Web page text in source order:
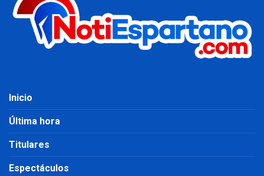
Inicio
Última hora
Titulares
Espectáculos